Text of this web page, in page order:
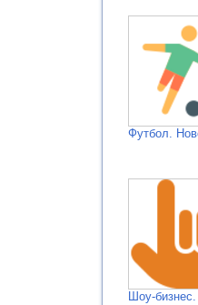
Футбол.
Шоу-